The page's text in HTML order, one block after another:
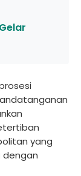
yang
dengan